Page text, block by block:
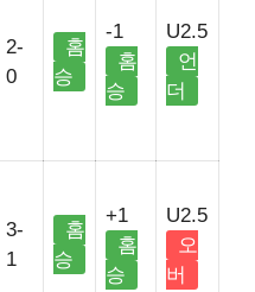
2-
0
홈
승
-1
홈
승
U2.5
언
더
3-
1
홈
승
+1
홈
승
U2.5
오
버